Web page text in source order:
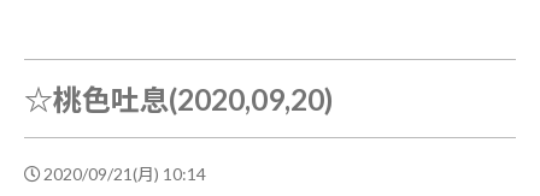
☆桃色吐息(2020,09,20)
2020/09/21(月) 10:14